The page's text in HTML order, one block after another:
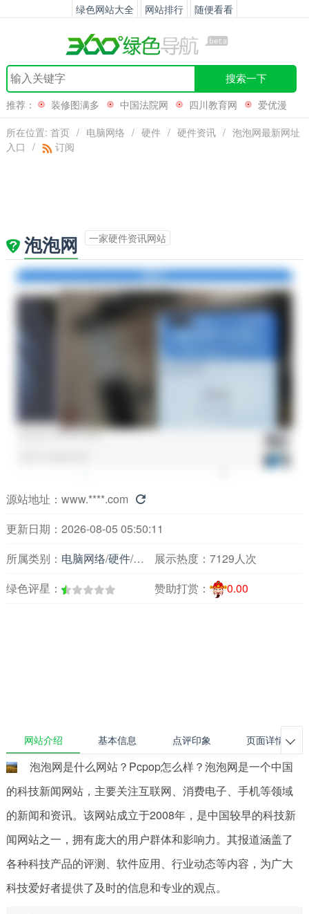
绿色网站大全 网站排行 随便看看
搜索一下
推荐： 装修图满多 中国法院网 四川教育网
爱优漫
所在位置: 首页 / 电脑网络 / 硬件 / 硬件资讯 / 泡泡网最新网址
入口 / 订阅
泡泡网 一家硬件资讯网站
源站地址： www.****.com 
更新日期：2026-08-05 05:50:11
所属类别： 电脑网络/硬件/硬件资讯展示热度： 7129人次
绿色评星：
赞助打赏： 0.00
网站介绍 基本信息 点评印象 页面详情 
泡泡网是什么网站？Pcpop怎么样？泡泡网是一个中国
的科技新闻网站，主要关注互联网、消费电子、手机等领域
的新闻和资讯。该网站成立于2008年，是中国较早的科技新
闻网站之一，拥有庞大的用户群体和影响力。其报道涵盖了
各种科技产品的评测、软件应用、行业动态等内容，为广大
科技爱好者提供了及时的信息和专业的观点。